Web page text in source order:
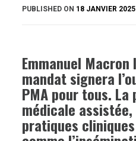
PUBLISHED ON 18 JANVIER 2025
Emmanuel
mandat signera
PMA pour tous.
médicale
pratiques